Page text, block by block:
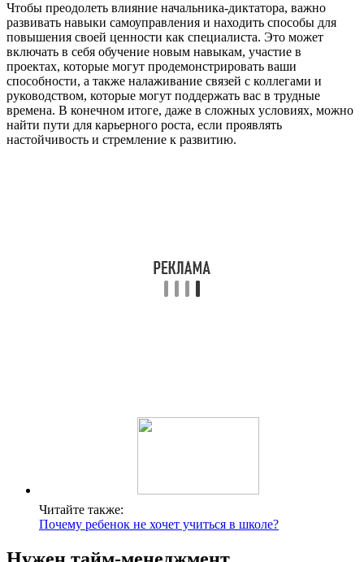
Чтобы преодолеть влияние начальника-диктатора, важно
развивать навыки самоуправления и находить способы для
повышения своей ценности как специалиста. Это может
включать в себя обучение новым навыкам, участие в
проектах, которые могут продемонстрировать ваши
способности, а также налаживание связей с коллегами и
руководством, которые могут поддержать вас в трудные
времена. В конечном итоге, даже в сложных условиях, можно
найти пути для карьерного роста, если проявлять
настойчивость и стремление к развитию.
Читайте также:
Почему ребенок не хочет учиться в школе?